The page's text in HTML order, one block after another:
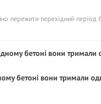
пережити перехідний період
бетоні вони тримали